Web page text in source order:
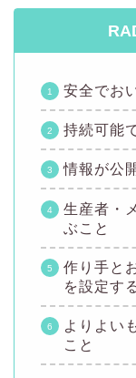
安全でお
持続可能
情報が公
生産者・
ぶこと
作り手と
を設定す
よりよい
こと